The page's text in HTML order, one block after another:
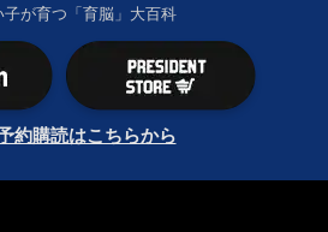
子が育つ「育脳」大百科
約購読はこちらから